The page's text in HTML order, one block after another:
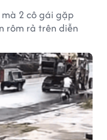
2 cô gái gặp
rôm rả trên diễn